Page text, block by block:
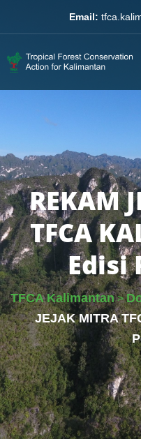
Email:
REKAM
TFCA
Edisi
TFCA Kalimantan>
JEJAK MITRA